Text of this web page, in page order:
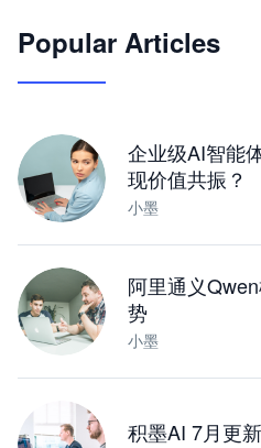
JimoClaw 桌面 AI Agent
Popular Articles
企业级AI智能
现价值共振？
小墨
阿里通义
势
小墨
积墨AI 7月更